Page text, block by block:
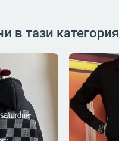
в тази категория